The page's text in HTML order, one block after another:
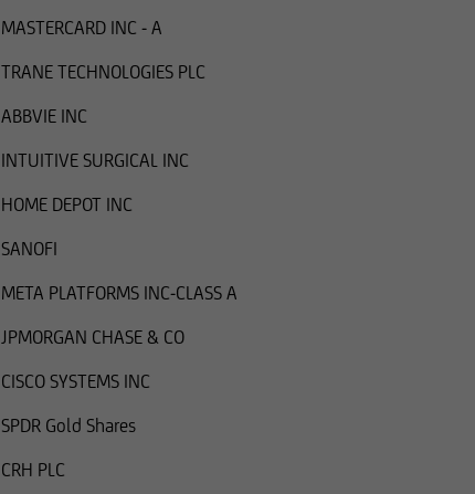
MASTERCARD INC - A
TRANE TECHNOLOGIES PLC
ABBVIE INC
INTUITIVE SURGICAL INC
HOME DEPOT INC
SANOFI
META PLATFORMS INC-CLASS A
JPMORGAN CHASE & CO
CISCO SYSTEMS INC
SPDR Gold Shares
CRH PLC